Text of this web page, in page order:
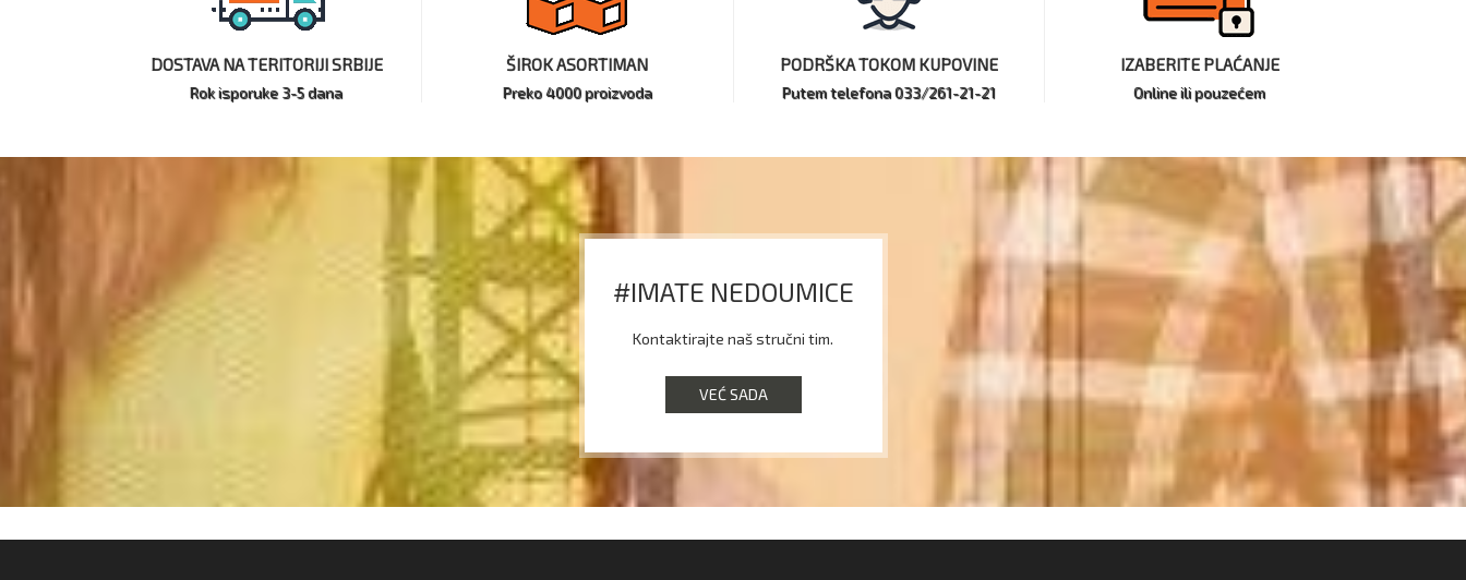
DOSTAVA NA TERITORIJI SRBIJE
Rok isporuke 3-5 dana
ŠIROK ASORTIMAN
Preko 4000 proizvoda
PODRŠKA TOKOM KUPOVINE
Putem telefona 033/261-21-21
IZABERITE PLAĆANJE
Online ili pouzećem
#IMATE NEDOUMICE
Kontaktirajte naš stručni tim.
VEĆ SADA